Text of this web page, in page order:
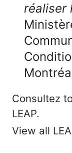
réaliser
Consultez
LEAP.
View all